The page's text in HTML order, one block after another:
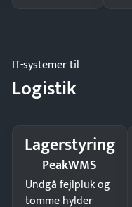
IT-systemer til
Logistik
Lagerstyring
PeakWMS
Undgå fejlpluk og
tomme hylder